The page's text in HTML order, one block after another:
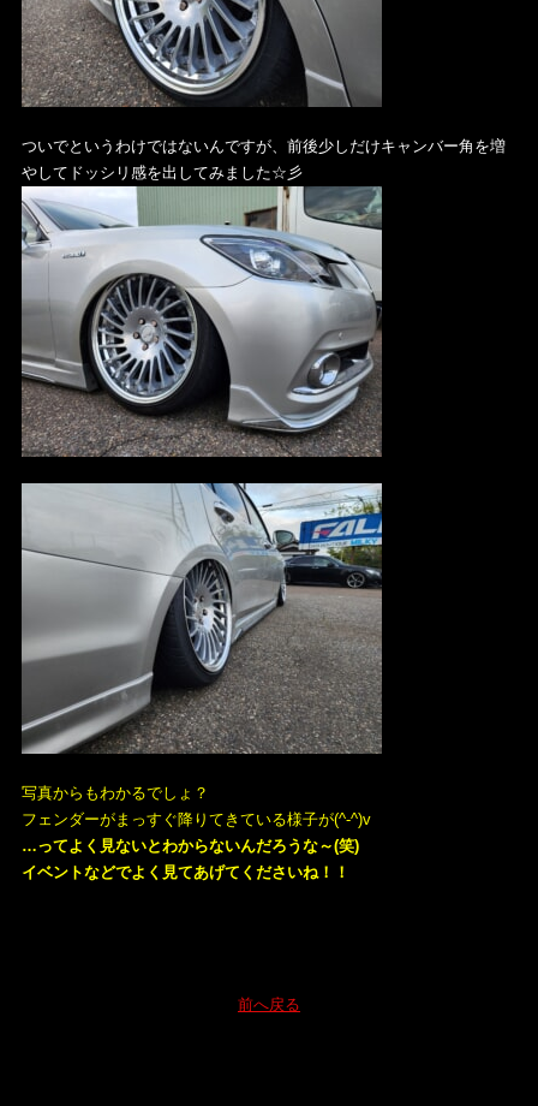
ついでというわけではないんですが、前後少しだけキャンバー角を増
やしてドッシリ感を出してみました☆彡
写真からもわかるでしょ？
フェンダーがまっすぐ降りてきている様子が(^-^)v
…ってよく見ないとわからないんだろうな～(笑)
イベントなどでよく見てあげてくださいね！！
前へ戻る